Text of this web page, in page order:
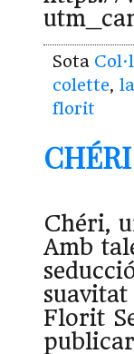
Sota
colette,
florit
Chéri,
Amb
Florit